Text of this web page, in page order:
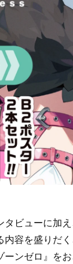
ビューに加
容を盛りだく
ーンゼロ』を